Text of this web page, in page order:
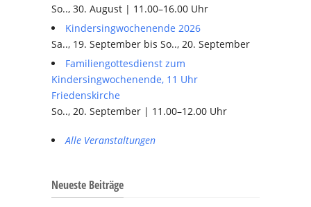
So.., 30. August | 11.00–16.00 Uhr
Kindersingwochenende 2026
Sa.., 19. September bis So.., 20. September
Familiengottesdienst zum
Kindersingwochenende, 11 Uhr
Friedenskirche
So.., 20. September | 11.00–12.00 Uhr
Alle Veranstaltungen
Neueste Beiträge